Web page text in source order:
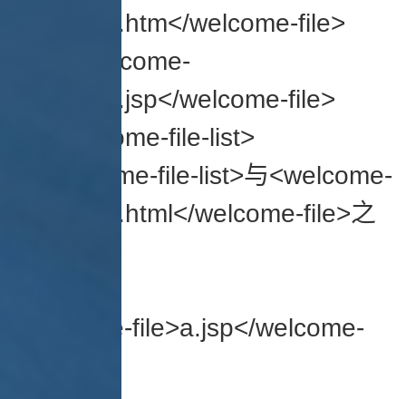
file>index.htm</welcome-file>
<welcome-
file>index.jsp</welcome-file>
</welcome-file-list>
在<welcome-file-list>与<welcome-
file>index.html</welcome-file>之
<welcome-file>a.jsp</welcome-